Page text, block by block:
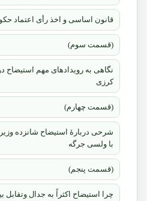
قانون اساسی و اخذ رأی اعتماد
(قسمت سوم)
نگاهی به رویدادهای مهم
کرزی
(قسمت چهارم)
شرحی دربارۀ استیضاح شانزده
با ولسی جرگه
(قسمت پنجم)
چرا استیضاح اکثراً به جدال